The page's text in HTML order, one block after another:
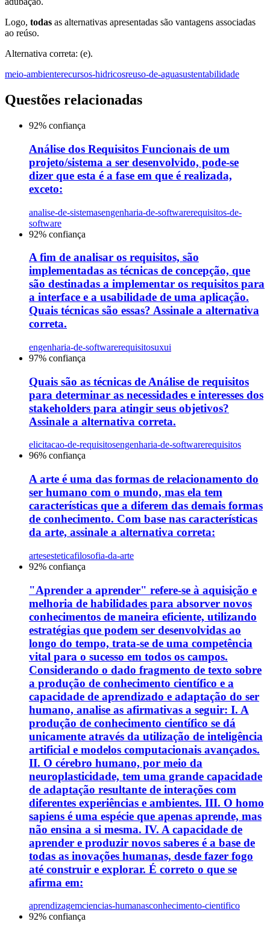
Logo, todas as alternativas apresentadas são vantagens associadas
ao reúso.
Alternativa correta: (e).
meio-ambienterecursos-hidricosreuso-de-aguasustentabilidade
Questões relacionadas
92% confiança
Análise dos Requisitos Funcionais de um
projeto/sistema a ser desenvolvido, pode-se
dizer que esta é a fase em que é realizada,
exceto:
analise-de-sistemasengenharia-de-softwarerequisitos-de-
software
92% confiança
A fim de analisar os requisitos, são
implementadas as técnicas de concepção, que
são destinadas a implementar os requisitos para
a interface e a usabilidade de uma aplicação.
Quais técnicas são essas? Assinale a alternativa
correta.
engenharia-de-softwarerequisitosuxui
97% confiança
Quais são as técnicas de Análise de requisitos
para determinar as necessidades e interesses dos
stakeholders para atingir seus objetivos?
Assinale a alternativa correta.
elicitacao-de-requisitosengenharia-de-softwarerequisitos
96% confiança
A arte é uma das formas de relacionamento do
ser humano com o mundo, mas ela tem
características que a diferem das demais formas
de conhecimento. Com base nas características
da arte, assinale a alternativa correta:
artesesteticafilosofia-da-arte
92% confiança
"Aprender a aprender" refere-se à aquisição e
melhoria de habilidades para absorver novos
conhecimentos de maneira eficiente, utilizando
estratégias que podem ser desenvolvidas ao
longo do tempo, trata-se de uma competência
vital para o sucesso em todos os campos.
Considerando o dado fragmento de texto sobre
a produção de conhecimento científico e a
capacidade de aprendizado e adaptação do ser
humano, analise as afirmativas a seguir: I. A
produção de conhecimento científico se dá
unicamente através da utilização de inteligência
artificial e modelos computacionais avançados.
II. O cérebro humano, por meio da
neuroplasticidade, tem uma grande capacidade
de adaptação resultante de interações com
diferentes experiências e ambientes. III. O homo
sapiens é uma espécie que apenas aprende, mas
não ensina a si mesma. IV. A capacidade de
aprender e produzir novos saberes é a base de
todas as inovações humanas, desde fazer fogo
até construir e explorar. É correto o que se
afirma em:
aprendizagemciencias-humanasconhecimento-cientifico
92% confiança